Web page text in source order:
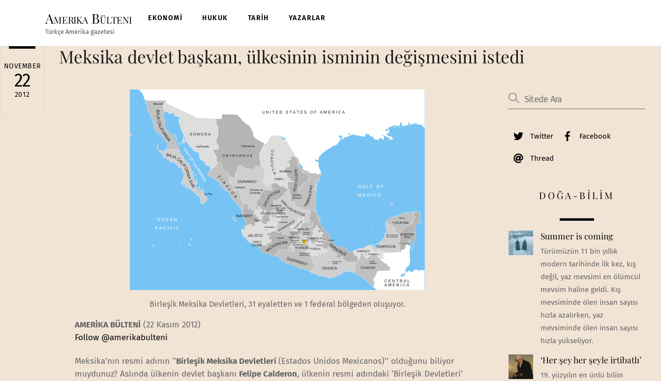
Amerika Bülteni
Türkçe Amerika gazetesi
EKONOMİ HUKUK TARİH YAZARLAR
NOVEMBER
22
2012
Meksika devlet başkanı, ülkesinin isminin değişmesini istedi
Birleşik Meksika Devletleri, 31 eyaletten ve 1 federal bölgeden oluşuyor.
AMERİKA BÜLTENİ (22 Kasım 2012)
Follow @amerikabulteni
Meksika’nın resmi adının ‘’Birleşik Meksika Devletleri(Estados Unidos Mexicanos)’’ olduğunu biliyor
muydunuz? Aslında ülkenin devlet başkanı Felipe Calderon, ülkenin resmi adındaki ‘Birleşik Devletleri’
Twitter Facebook
Thread
DOĞA-BİLİM
Summer is coming
Türümüzün 11 bin yıllık
modern tarihinde ilk kez, kış
değil, yaz mevsimi en ölümcül
mevsim haline geldi. Kış
mevsiminde ölen insan sayısı
hızla azalırken, yaz
mevsiminde ölen insan sayısı
hızla yükseliyor.
‘Her şey her şeyle irtibatlı’
19. yüzyılın en ünlü bilim